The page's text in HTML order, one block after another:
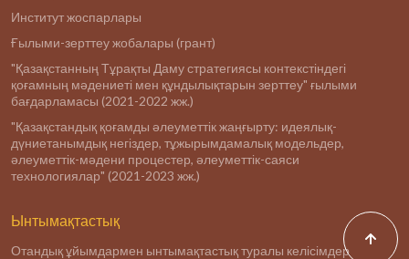
Институт жоспарлары
Ғылыми-зерттеу жобалары (грант)
"Қазақстанның Тұрақты Даму стратегиясы контекстіндегі
қоғамның мәдениеті мен құндылықтарын зерттеу" ғылыми
бағдарламасы (2021-2022 жж.)
"Қазақстандық қоғамды әлеуметтік жаңғырту: идеялық-
дүниетанымдық негіздер, тұжырымдамалық модельдер,
әлеуметтік-мәдени процестер, әлеуметтік-саяси
технологиялар" (2021-2023 жж.)
Ынтымақтастық
Отандық ұйымдармен ынтымақтастық туралы келісімдер